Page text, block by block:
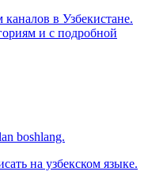
в Узбекистане.
и с подробной
boshlang.
на узбекском языке.